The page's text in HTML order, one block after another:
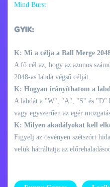
Mind Burst
GYIK:
K: Mi a célja a Ball Merge
A fő cél az, hogy az azonos
2048-as labda végső célját.
K: Hogyan irányíthatom a
A labdát a "W", "A", "S" és "D"
vagy egyszerűen az egér
K: Milyen akadályokat kell
Figyelj az ösvényen szétszórt
velük hátráltatja az